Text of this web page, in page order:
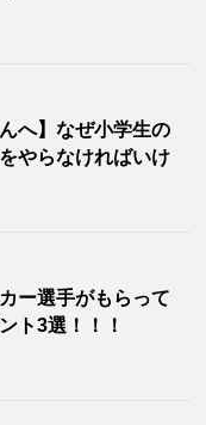
へ】なぜ小学生の
やらなければいけ
ー選手がもらって
ト3選！！！